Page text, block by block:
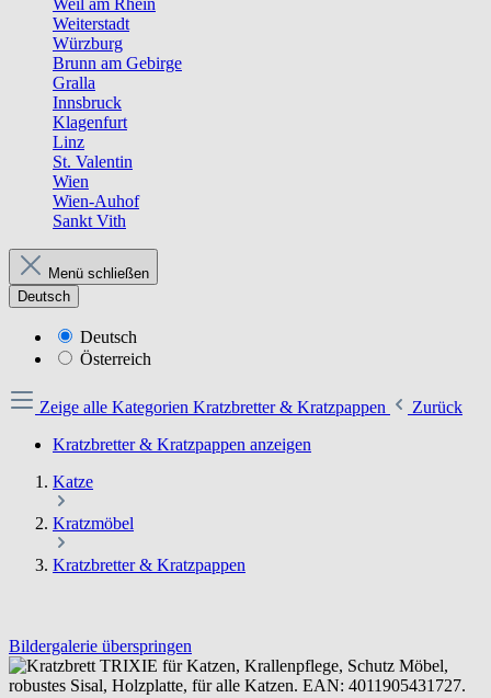
Weil am Rhein
Weiterstadt
Würzburg
Brunn am Gebirge
Gralla
Innsbruck
Klagenfurt
Linz
St. Valentin
Wien
Wien-Auhof
Sankt Vith
Menü schließen
Deutsch
Deutsch
Österreich
Zeige alle Kategorien Kratzbretter & Kratzpappen
Zurück
Kratzbretter & Kratzpappen anzeigen
Katze
Kratzmöbel
Kratzbretter & Kratzpappen
Bildergalerie überspringen